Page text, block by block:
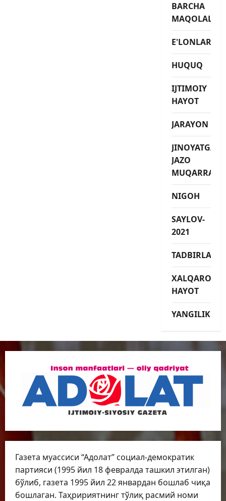
BARCHA
MAQOLALAR
E'LONLAR
HUQUQ
IJTIMOIY
HAYOT
JARAYON
JINOYATGA
JAZO
MUQARRAR
NIGOH
SAYLOV-
2021
TADBIRLAR
XALQARO
HAYOT
YANGILIKLAR
Газета муассиси “Адолат” социал-демократик
партияси (1995 йил 18 февралда ташкил этилган)
бўлиб, газета 1995 йил 22 январдан бошлаб чиқа
бошлаган. Таҳририятнинг тўлиқ расмий номи